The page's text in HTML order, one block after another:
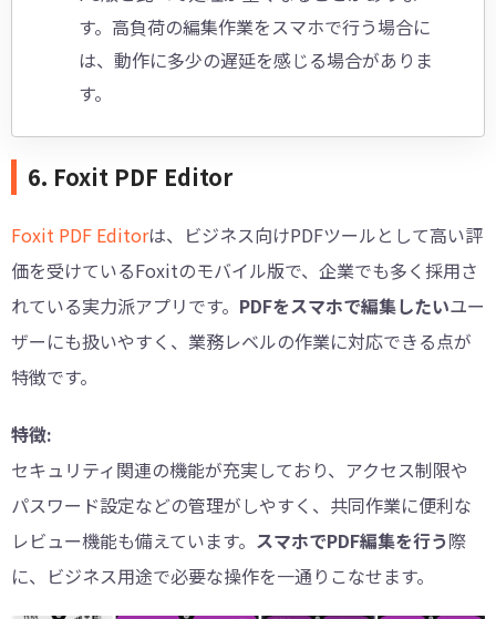
す。高負荷の編集作業をスマホで行う場合に
は、動作に多少の遅延を感じる場合がありま
す。
6. Foxit PDF Editor
Foxit PDF Editorは、ビジネス向けPDFツールとして高い評
価を受けているFoxitのモバイル版で、企業でも多く採用さ
れている実力派アプリです。 PDFをスマホで編集したいユー
ザーにも扱いやすく、業務レベルの作業に対応できる点が
特徴です。
特徴:
セキュリティ関連の機能が充実しており、アクセス制限や
パスワード設定などの管理がしやすく、共同作業に便利な
レビュー機能も備えています。 スマホでPDF編集を行う際
に、ビジネス用途で必要な操作を一通りこなせます。